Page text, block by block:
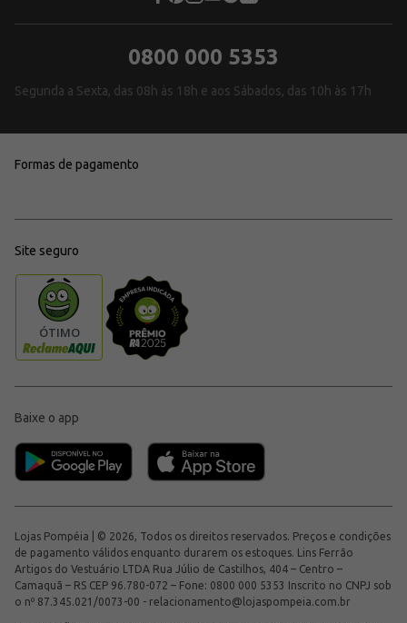
0800 000 5353
Segunda a Sexta, das 08h às 18h e aos Sábados, das 10h às 17h
Formas de pagamento
Site seguro
Baixe o app
Lojas Pompéia | © 2026, Todos os direitos reservados. Preços e condições
de pagamento válidos enquanto durarem os estoques. Lins Ferrão
Artigos do Vestuário LTDA Rua Júlio de Castilhos, 404 – Centro –
Camaquã – RS CEP 96.780-072 – Fone: 0800 000 5353 Inscrito no CNPJ sob
o nº 87.345.021/0073-00 - relacionamento@lojaspompeia.com.br